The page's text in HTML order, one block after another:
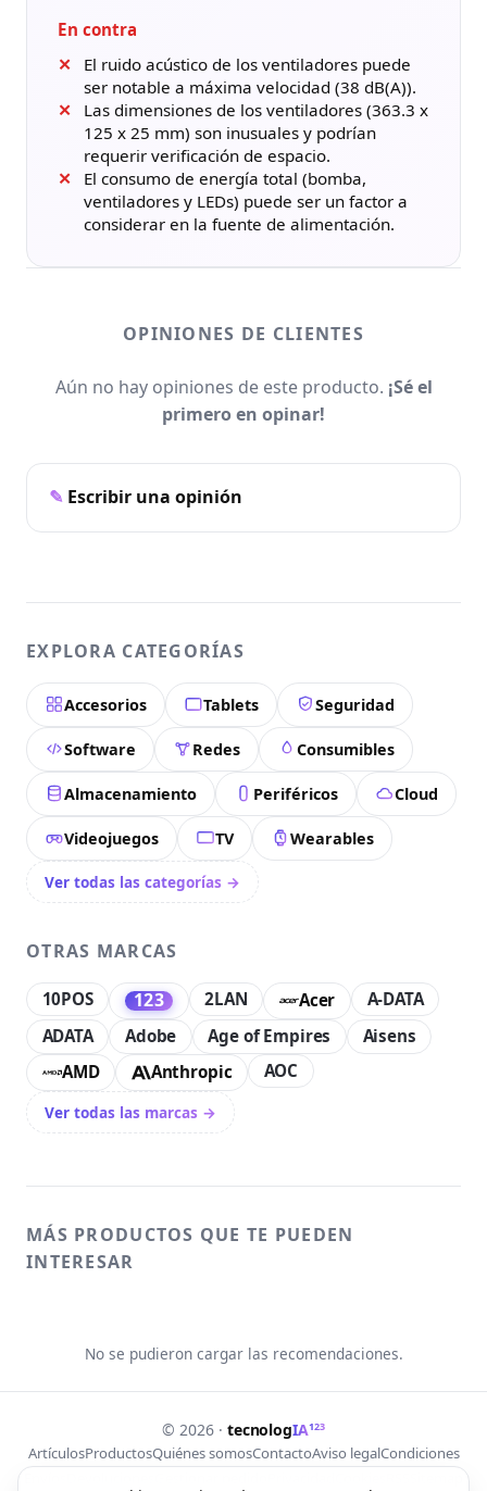
En contra
El ruido acústico de los ventiladores puede
ser notable a máxima velocidad (38 dB(A)).
Las dimensiones de los ventiladores (363.3 x
125 x 25 mm) son inusuales y podrían
requerir verificación de espacio.
El consumo de energía total (bomba,
ventiladores y LEDs) puede ser un factor a
considerar en la fuente de alimentación.
OPINIONES DE CLIENTES
Aún no hay opiniones de este producto. ¡Sé el
primero en opinar!
Escribir una opinión
EXPLORA CATEGORÍAS
Accesorios Tablets Seguridad
Software Redes Consumibles
Almacenamiento Periféricos Cloud
Videojuegos TV Wearables
Ver todas las categorías →
OTRAS MARCAS
10POS 123 2LAN Acer
A-DATA
ADATA
Adobe Age of Empires
Aisens
AMD
Anthropic AOC
Ver todas las marcas →
MÁS PRODUCTOS QUE TE PUEDEN
INTERESAR
No se pudieron cargar las recomendaciones.
© 2026 · tecnologIA123
ArtículosProductosQuiénes somosContactoAviso legalCondiciones